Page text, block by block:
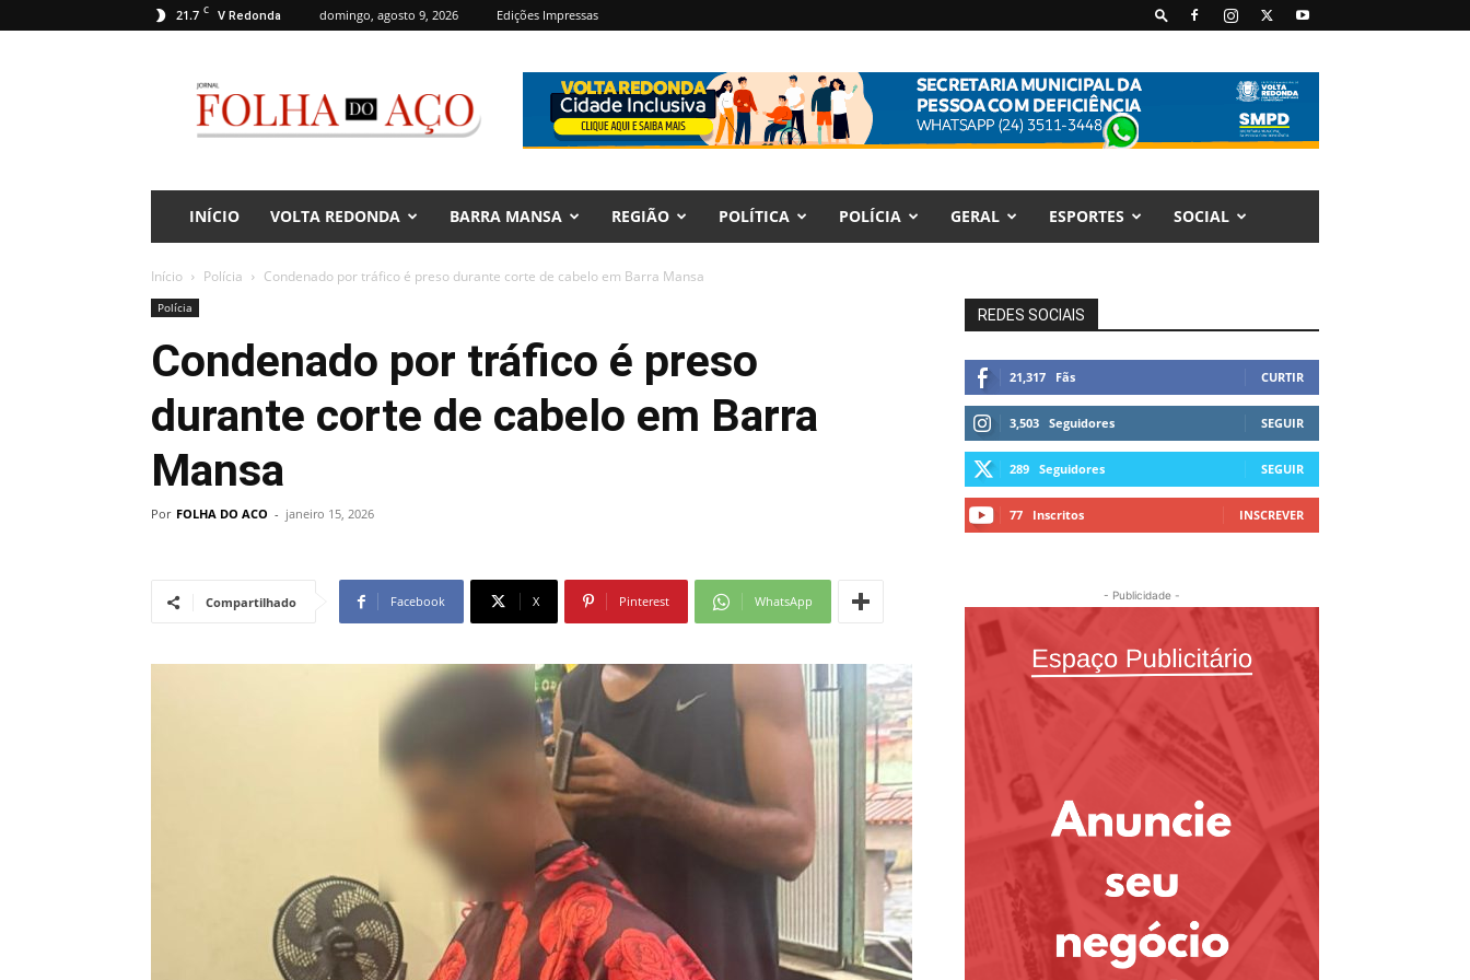
21.7 C V Redonda domingo, agosto 9, 2026 Edições Impressas
Folha
do
Aço
INÍCIO VOLTA REDONDA BARRA MANSA REGIÃO POLÍTICA POLÍCIA GERAL ESPORTES SOCIAL
Início Polícia Condenado por tráfico é preso durante corte de cabelo em Barra Mansa
Polícia
Condenado por tráfico é preso
durante corte de cabelo em Barra
Mansa
Por FOLHA DO ACO - janeiro 15, 2026
Compartilhado Facebook X Pinterest WhatsApp
REDES SOCIAIS
21,317 Fãs CURTIR
3,503 Seguidores SEGUIR
289 Seguidores SEGUIR
77 Inscritos INSCREVER
- Publicidade -